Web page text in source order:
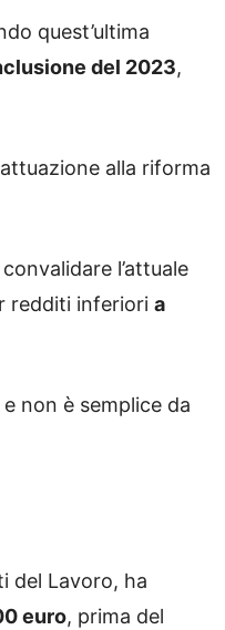
quest’ultima
del 2023,
alla riforma
l’attuale
redditi inferiori a
e non è semplice da
del Lavoro, ha
euro, prima del